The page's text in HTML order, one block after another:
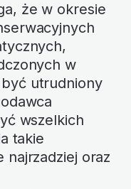
że w okresie
w
utrudniony
wszelkich
takie
najrzadziej oraz